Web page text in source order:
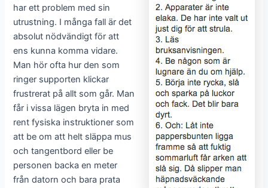
har ett problem med sin
utrustning. I många fall är det
absolut nödvändigt för att
ens kunna komma vidare.
Man hör ofta hur den som
ringer supporten klickar
frustrerat på allt som går. Man
får i vissa lägen bryta in med
rent fysiska instruktioner som
att be om att helt släppa mus
och tangentbord eller be
personen backa en meter
från datorn och bara prata